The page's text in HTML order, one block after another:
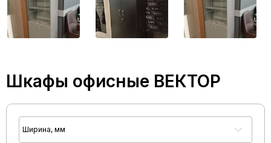
Шкафы офисные ВЕКТОР
Ширина, мм